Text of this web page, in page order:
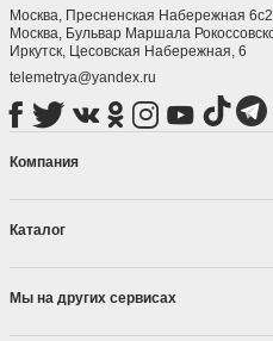
Москва, Пресненская Набережная 6с2
Москва, ​Бульвар Маршала
Иркутск, ​Цесовская Набережная, 6
telemetrya@yandex.ru
Компания
Каталог
Мы на других сервисах